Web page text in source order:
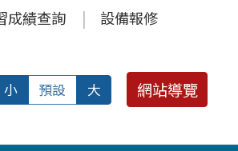
成績查詢 設備報修
小 預設 大 網站導覽